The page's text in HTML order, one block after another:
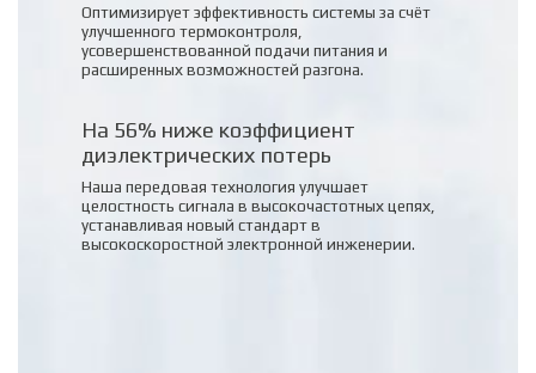
Оптимизирует эффективность системы за счёт
улучшенного термоконтроля,
усовершенствованной подачи питания и
расширенных возможностей разгона.
На 56% ниже коэффициент
диэлектрических потерь
Наша передовая технология улучшает
целостность сигнала в высокочастотных цепях,
устанавливая новый стандарт в
высокоскоростной электронной инженерии.